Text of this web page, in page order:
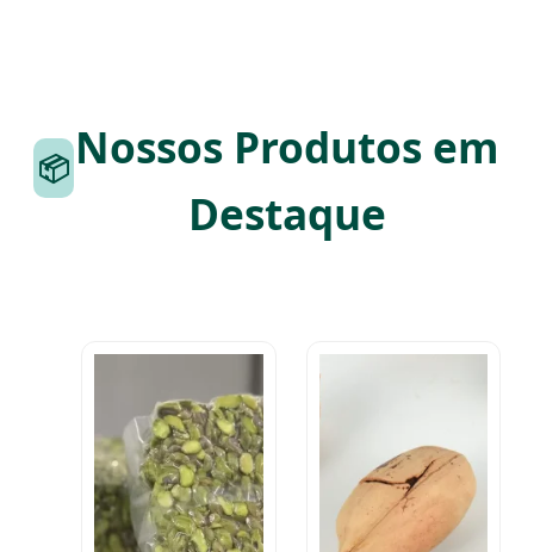
📦 Nossos Produtos em
Destaque